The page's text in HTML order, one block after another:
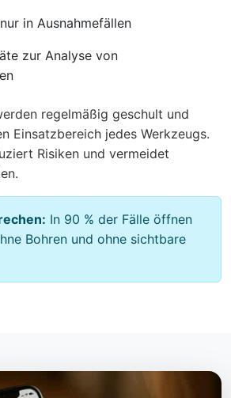
in Ausnahmefällen
zur Analyse von
regelmäßig geschult und
Einsatzbereich jedes Werkzeugs.
Risiken und vermeidet
In 90 % der Fälle öffnen
Bohren und ohne sichtbare